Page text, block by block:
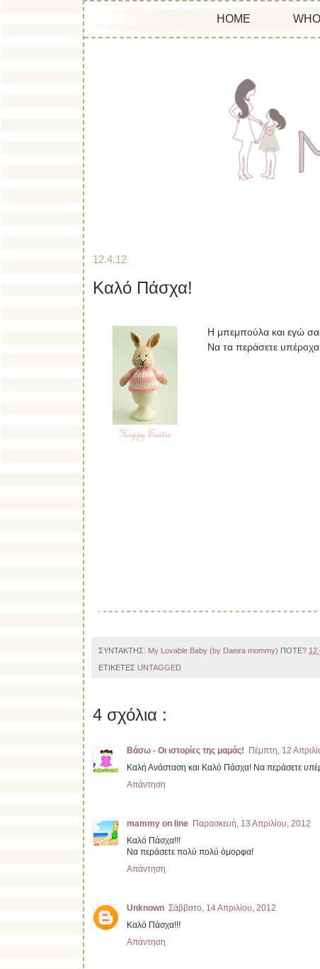
HOME
12.4.12
Καλό Πάσχα!
Η μπεμπούλα και εγώ
Να τα περάσετε υπέροχα
ΣΥΝΤΑΚΤΗΣ: My Lovable Baby (by Daeira mommy) ΠΟΤΕ?
ΕΤΙΚΕΤΕΣ UNTAGGED
4 σχόλια :
Βάσω - Οι ιστορίες της μαμάς!
Πέμπτη, 12
Καλή Ανάσταση και Καλό Πάσχα! Να περάσετε
Απάντηση
mammy on line Παρασκευή, 13 Απριλίου, 2012
Καλό Πάσχα!!!
Να περάσετε πολύ πολύ όμορφα!
Απάντηση
Unknown Σάββατο, 14 Απριλίου, 2012
Καλό Πάσχα!!!
Απάντηση